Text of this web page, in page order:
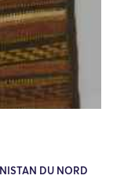
DU NORD